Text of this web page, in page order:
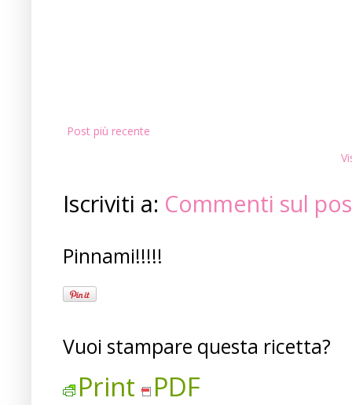
Post più recente
Iscriviti a: Commenti sul
Pinnami!!!!!
Vuoi stampare questa ricetta?
Print PDF